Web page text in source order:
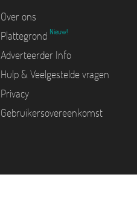
Over ons
Plattegrond Nieuw!
Adverteerder Info
Hulp & Veelgestelde vragen
Privacy
Gebruikersovereenkomst